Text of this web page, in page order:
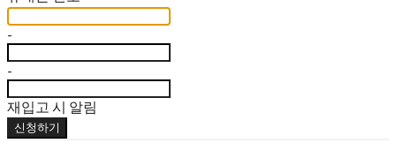
-
-
재입고 시 알림
신청하기